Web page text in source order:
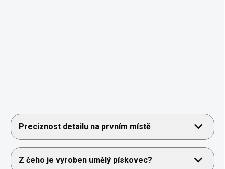
Preciznost detailu na prvním místě
Z čeho je vyroben umělý pískovec?